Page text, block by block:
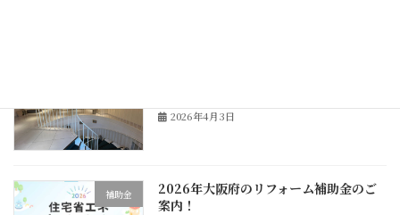
2026年4月3日
補助金
2026年大阪府のリフォーム補助金のご
案内！